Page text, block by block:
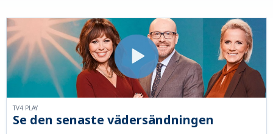
Se den senaste vädersändningen
TV4 PLAY